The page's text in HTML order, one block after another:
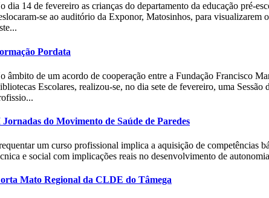
dia 14 de fevereiro as crianças do departamento da educação pré-
se ao auditório da Exponor, Matosinhos, para visualizarem
Pordata
âmbito de um acordo de cooperação entre a Fundação Francisco
Escolares, realizou-se, no dia sete de fevereiro, uma Sessão
do Movimento de Saúde de Paredes
um curso profissional implica a aquisição de competências
e social com implicações reais no desenvolvimento de
Mato Regional da CLDE do Tâmega